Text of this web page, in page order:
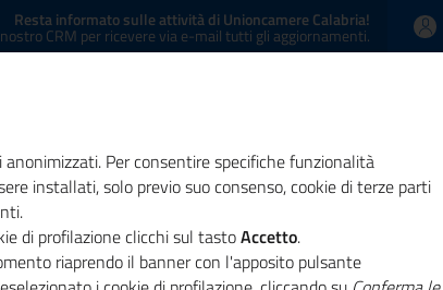
Resta informato sulle attività di Unioncamere Calabria!
CRM per ricevere via e-mail tutti gli aggiornamenti.
Concessione sale Contatti
Per consentire specifiche funzionalità
installati, solo previo suo consenso, cookie di terze parti
di profilazione clicchi sul tastoAccetto.
riaprendo il banner con l'apposito pulsante